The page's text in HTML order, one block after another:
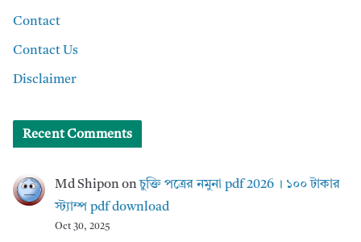
Contact
Contact Us
Disclaimer
Recent Comments
Md Shipononচুক্তি পত্রের নমুনা pdf 2026 । ১০০ টাকার
স্ট্যাম্প pdf download
Oct 30, 2025